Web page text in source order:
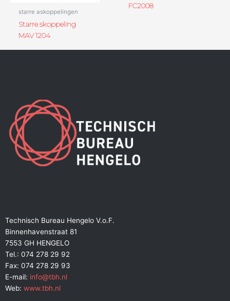
starre askoppelingen
Starre skoppeling
MAV 1204
FC2008
Technisch Bureau Hengelo V.o.F.
Binnenhavenstraat 81
7553 GH HENGELO
Tel.: 074 278 29 92
Fax: 074 278 29 93
E-mail: info@tbh.nl
Web: www.tbh.nl